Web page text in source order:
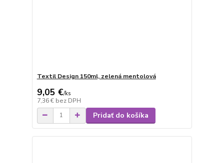
Textil Design 150ml, zelená mentolová
9,05 €/ks
7,36 € bez DPH
Pridať do košíka